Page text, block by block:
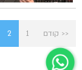
<< קודם 1
2